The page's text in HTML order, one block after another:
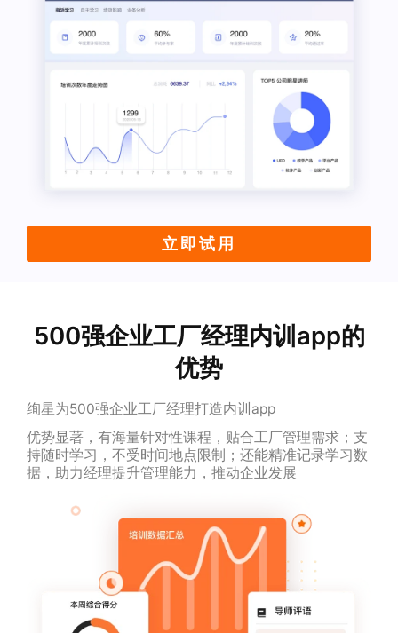
立即试用
500强企业工厂经理内训app的
优势
绚星为500强企业工厂经理打造内训app
优势显著，有海量针对性课程，贴合工厂管理需求；支
持随时学习，不受时间地点限制；还能精准记录学习数
据，助力经理提升管理能力，推动企业发展